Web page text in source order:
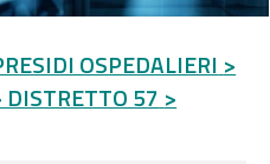
OSPEDALIERI >
DISTRETTO 57 >